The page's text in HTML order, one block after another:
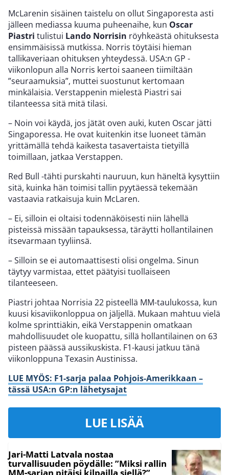
McLarenin sisäinen taistelu on ollut Singaporesta asti
jälleen mediassa kuuma puheenaihe, kun Oscar
Piastri tulistui Lando Norrisin röyhkeästä ohituksesta
ensimmäisissä mutkissa. Norris töytäisi hieman
tallikaveriaan ohituksen yhteydessä. USA:n GP -
viikonlopun alla Norris kertoi saaneen tiimiltään
”seuraamuksia”, muttei suostunut kertomaan
minkälaisia. Verstappenin mielestä Piastri sai
tilanteessa sitä mitä tilasi.
– Noin voi käydä, jos jätät oven auki, kuten Oscar jätti
Singaporessa. He ovat kuitenkin itse luoneet tämän
yrittämällä tehdä kaikesta tasavertaista tietyillä
toimillaan, jatkaa Verstappen.
Red Bull -tähti purskahti nauruun, kun häneltä kysyttiin
sitä, kuinka hän toimisi tallin pyytäessä tekemään
vastaavia ratkaisuja kuin McLaren.
– Ei, silloin ei oltaisi todennäköisesti niin lähellä
pisteissä missään tapauksessa, täräytti hollantilainen
itsevarmaan tyyliinsä.
– Silloin se ei automaattisesti olisi ongelma. Sinun
täytyy varmistaa, ettet päätyisi tuollaiseen
tilanteeseen.
Piastri johtaa Norrisia 22 pisteellä MM-taulukossa, kun
kuusi kisaviikonloppua on jäljellä. Mukaan mahtuu vielä
kolme sprinttiäkin, eikä Verstappenin omatkaan
mahdollisuudet ole kuopattu, sillä hollantilainen on 63
pisteen päässä aussikuskista. F1-kausi jatkuu tänä
viikonloppuna Texasin Austinissa.
LUE MYÖS: F1-sarja palaa Pohjois-Amerikkaan –
tässä USA:n GP:n lähetysajat
LUE LISÄÄ
Jari-Matti Latvala nostaa
turvallisuuden pöydälle: ”Miksi rallin
MM-sarjan pitäisi kilpailla siellä?”